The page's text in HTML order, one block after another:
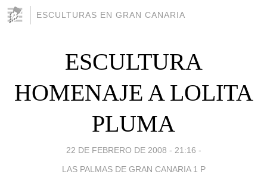
ESCULTURAS EN GRAN CANARIA
ESCULTURA
HOMENAJE A LOLITA
PLUMA
22 DE FEBRERO DE 2008 - 21:16 -
LAS PALMAS DE GRAN CANARIA 1 P